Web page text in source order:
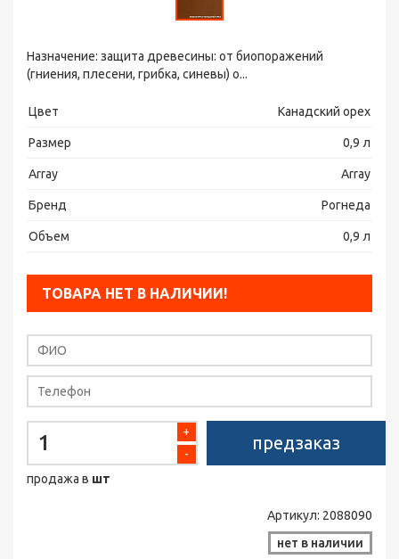
Назначение: защита древесины: от биопоражений
(гниения, плесени, грибка, синевы) о...
Цвет Канадский орех
Размер 0,9 л
Array Array
Бренд Рогнеда
Объем 0,9 л
ТОВАРА НЕТ В НАЛИЧИИ!
-
+
продажа в шт
предзаказ
Артикул: 2088090
нет в наличии